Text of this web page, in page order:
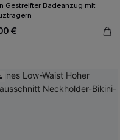
Gestreifter Badeanzug mit
€